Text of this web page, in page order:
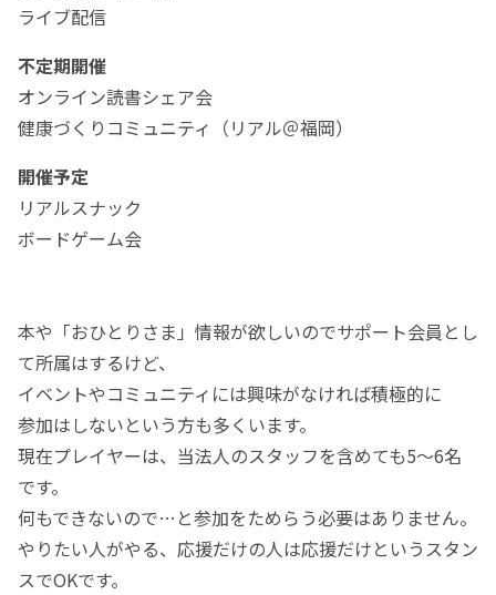
ライブ配信
不定期開催
オンライン読書シェア会
健康づくりコミュニティ（リアル＠福岡）
開催予定
リアルスナック
ボードゲーム会
本や「おひとりさま」情報が欲しいのでサポート会員とし
て所属はするけど、
イベントやコミュニティには興味がなければ積極的に
参加はしないという方も多くいます。
現在プレイヤーは、当法人のスタッフを含めても5〜6名
です。
何もできないので…と参加をためらう必要はありません。
やりたい人がやる、応援だけの人は応援だけというスタン
スでOKです。